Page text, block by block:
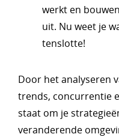
werkt en
uit. Nu weet je
tenslotte!
Door het analyseren
trends, concurrentie
staat om je
veranderende